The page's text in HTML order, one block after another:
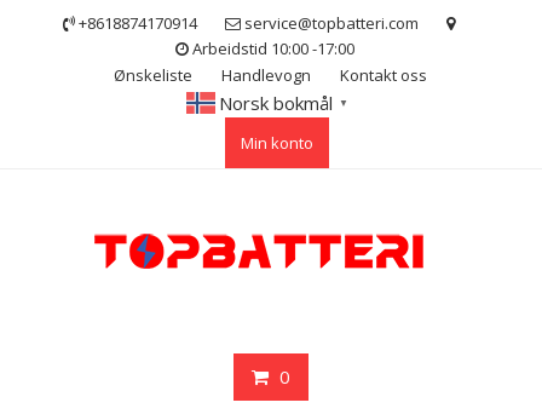
+8618874170914
service@topbatteri.com
Arbeidstid 10:00 -17:00
Ønskeliste
Handlevogn Kontakt oss
Norsk bokmål ▼
Min konto
0